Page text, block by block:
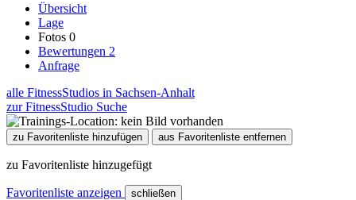
Übersicht
Lage
Fotos 0
Bewertungen 2
Anfrage
alle FitnessStudios in Sachsen-Anhalt
zur FitnessStudio Suche
zu Favoritenliste hinzufügen aus Favoritenliste entfernen
zu Favoritenliste hinzugefügt
Favoritenliste anzeigen schließen